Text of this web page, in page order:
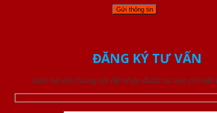
ĐĂNG KÝ TƯ VẤN
Liên hệ với chúng tôi để nhận được tư vấn chi tiết